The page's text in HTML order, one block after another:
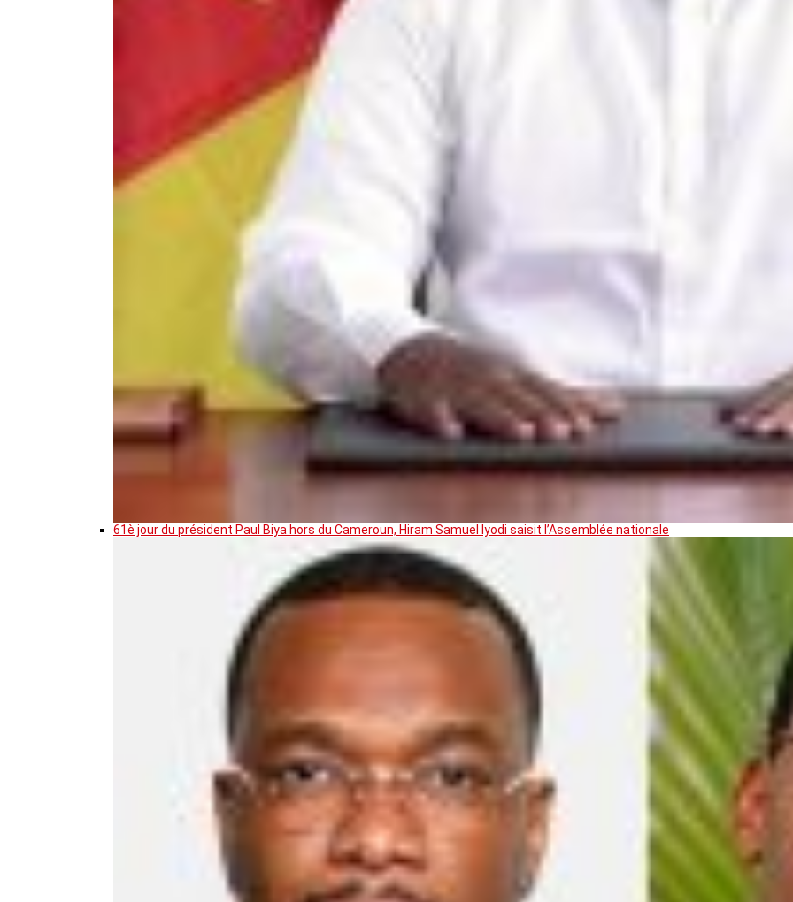
61è jour du président Paul Biya hors du Cameroun, Hiram Samuel Iyodi saisit l’Assemblée nationale